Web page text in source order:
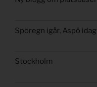
Spöregn igår, Aspö idag
Stockholm